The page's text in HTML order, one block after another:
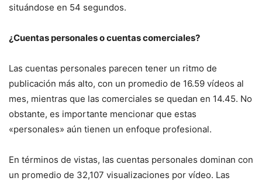
situándose en 54 segundos.
¿Cuentas personales o cuentas comerciales?
Las cuentas personales parecen tener un ritmo de
publicación más alto, con un promedio de 16.59 vídeos al
mes, mientras que las comerciales se quedan en 14.45. No
obstante, es importante mencionar que estas
«personales» aún tienen un enfoque profesional.
En términos de vistas, las cuentas personales dominan con
un promedio de 32,107 visualizaciones por vídeo. Las